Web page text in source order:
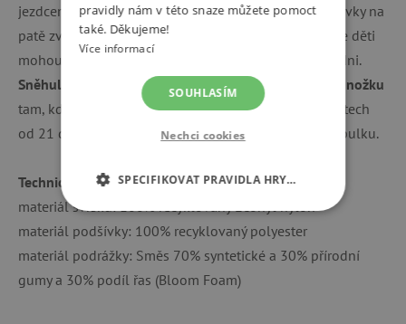
jezdcem se boty snadno utáhnou a nazují. Reflexní prvky na
patě zvyšují bezpečnost při snížené viditelnosti, takže děti
mohou radostně běhat i při šedivém zimním odpoledni.
Sněhule jsou lehké, měkké a přitom pevně podpírají nožku
tam, kde je to potřeba. Boty jsou dostupné ve velikostech
od 21 do 32, pro správný výběr využijte velikostní tabulku.
Technické parametry:
materiál svršku: 100% recyklovaný Econyl nylon
materiál podšívky: 100% recyklovaný polyester
materiál podrážky: Směs 70% syntetické a 30% přírodní
gumy a 30% podíl řas (Bloom Foam)
pravidly nám v této snaze můžete pomoct
také. Děkujeme!
Více informací
SOUHLASÍM
Nechci cookies
SPECIFIKOVAT PRAVIDLA HRY…
NEZBYTNĚ NUTNÉ COOKIES
ANALYTICKÉ COOKIES